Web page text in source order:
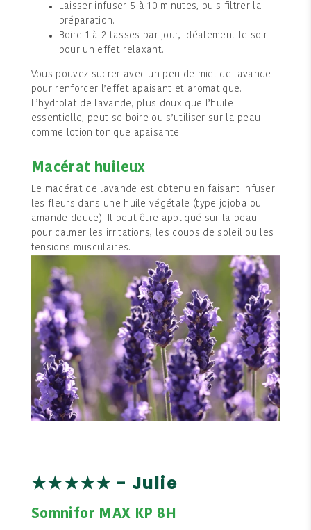
Laisser infuser 5 à 10 minutes, puis filtrer la
préparation.
Boire 1 à 2 tasses par jour, idéalement le soir
pour un effet relaxant.
Vous pouvez sucrer avec un peu de miel de lavande
pour renforcer l’effet apaisant et aromatique.
L’hydrolat de lavande, plus doux que l’huile
essentielle, peut se boire ou s’utiliser sur la peau
comme lotion tonique apaisante.
Macérat huileux
Le macérat de lavande est obtenu en faisant infuser
les fleurs dans une huile végétale (type jojoba ou
amande douce). Il peut être appliqué sur la peau
pour calmer les irritations, les coups de soleil ou les
tensions musculaires.
★★★★★ - Julie
Somnifor MAX KP 8H